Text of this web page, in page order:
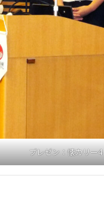
プレゼン：懐カリー4